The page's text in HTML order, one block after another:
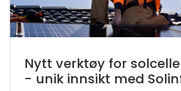
Nytt verktøy for
- unik innsikt med